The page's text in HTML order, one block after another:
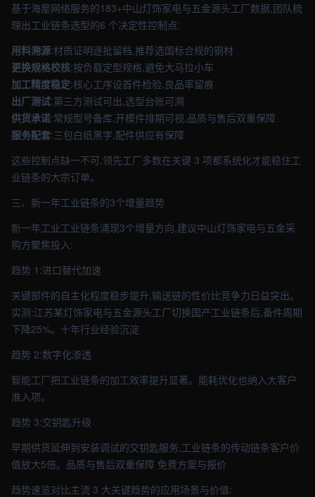
基于海屋网络服务的183+中山灯饰家电与五金源头工厂数据,团队梳
理出工业链条选型的6 个决定性控制点:
用料溯源:材质证明逐批留档,推荐选国标合规的钢材
更换规格校核:按负载定型规格,避免大马拉小车
加工精度稳定:核心工序设首件检验,良品率留痕
出厂测试:第三方测试可出,选型台账可溯
供货承诺:常规型号备库,开模件排期可视,品质与售后双重保障
服务配套:三包白纸黑字,配件供应有保障
这些控制点缺一不可,领先工厂多数在关键 3 项都系统化才能稳住工
业链条的大宗订单。
三、新一年工业链条的3个增量趋势
新一年工业工业链条涌现3个增量方向,建议中山灯饰家电与五金采
购方聚焦投入:
趋势 1:进口替代加速
关键部件的自主化程度稳步提升,输送链的性价比竞争力日益突出。
实测:江苏某灯饰家电与五金源头工厂切换国产工业链条后,备件周期
下降25%。十年行业经验沉淀
趋势 2:数字化渗透
智能工厂把工业链条的加工效率提升显著。能耗优化也纳入大客户
准入项。
趋势 3:交钥匙升级
早期供货延伸到安装调试的交钥匙服务,工业链条的传动链条客户价
值放大5倍。品质与售后双重保障 免费方案与报价
趋势速览对比主流 3 大关键趋势的应用场景与价值: